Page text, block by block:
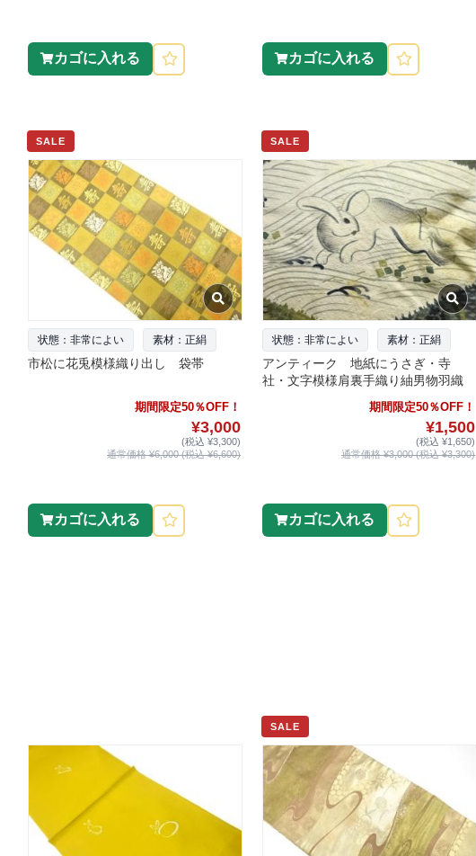
カゴに入れる カゴに入れる
SALE
状態：非常によい 素材：正絹
市松に花兎模様織り出し 袋帯
期間限定50％OFF！
¥3,000
(税込 ¥3,300)
通常価格 ¥6,000 (税込 ¥6,600)
カゴに入れる
SALE
状態：非常によい 素材：正絹
アンティーク 地紙にうさぎ・寺
社・文字模様肩裏手織り紬男物羽織
期間限定50％OFF！
¥1,500
(税込 ¥1,650)
通常価格 ¥3,000 (税込 ¥3,300)
カゴに入れる
SALE